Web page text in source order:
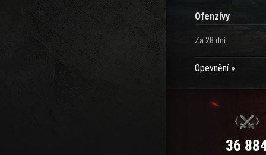
Ofenzívy
Za 28 dní
Opevnění
36